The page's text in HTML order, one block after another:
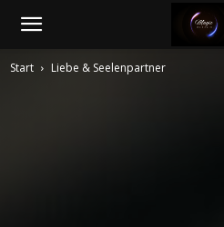
Magic
Start Liebe & Seelenpartner